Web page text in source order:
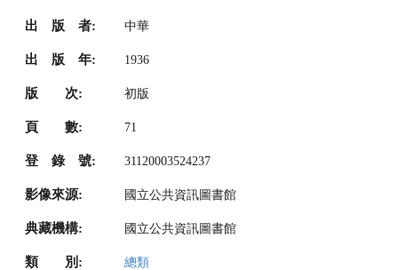
出 版 者: 中華
出 版 年: 1936
版 次: 初版
頁 數: 71
登 錄 號: 31120003524237
影像來源: 國立公共資訊圖書館
典藏機構: 國立公共資訊圖書館
類 別: 總類